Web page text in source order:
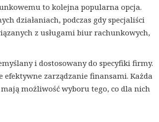
to kolejna popularna opcja.
działaniach, podczas gdy specjaliści
z usługami biur rachunkowych,
i dostosowany do specyfiki firmy.
efektywne zarządzanie finansami. Każda
możliwość wyboru tego, co dla nich